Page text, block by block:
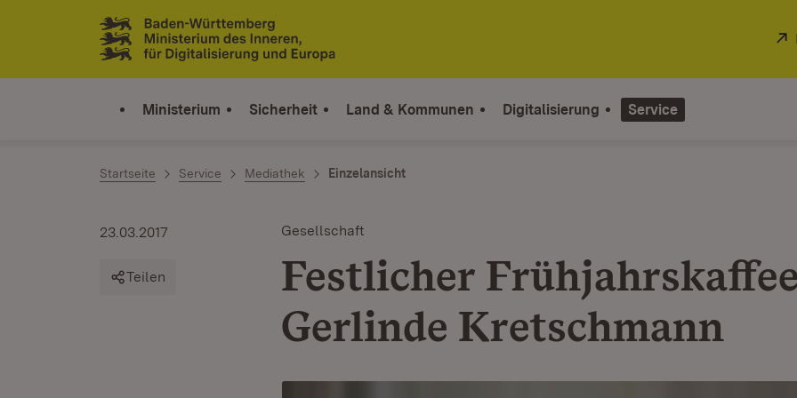
Zum Inhalt springen
Link zur Startseite
Ministerium Sicherheit Land & Kommunen Digitalisierung Service
Startseite Service Mediathek Einzelansicht
Gesellschaft
Festlicher
Gerlinde Kretschmann
23.03.2017
Teilen